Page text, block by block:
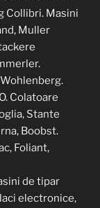
Collibri. Masini
Muller
Colatoare
Stante
Boobst.
Foliant,
de tipar
electronice,